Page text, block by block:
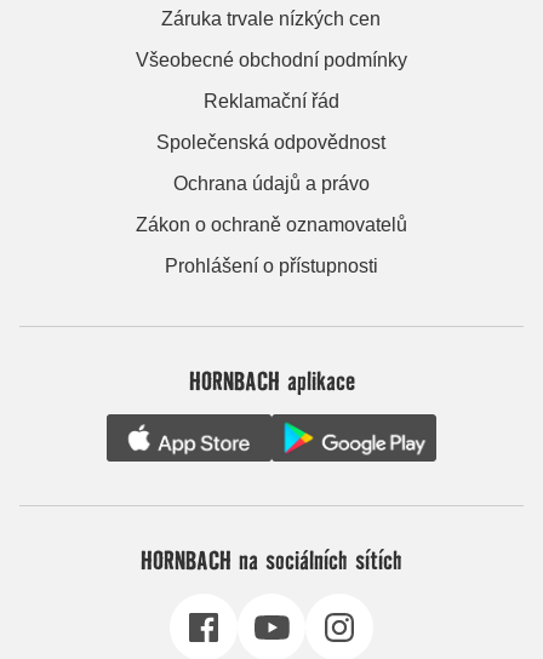
Záruka trvale nízkých cen
Všeobecné obchodní podmínky
Reklamační řád
Společenská odpovědnost
Ochrana údajů a právo
Zákon o ochraně oznamovatelů
Prohlášení o přístupnosti
HORNBACH aplikace
HORNBACH na sociálních sítích